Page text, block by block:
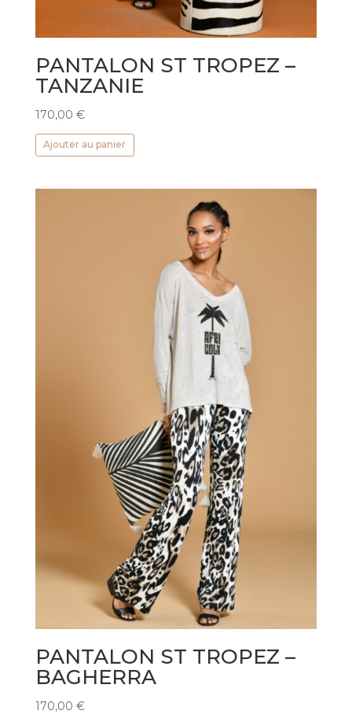
PANTALON ST TROPEZ –
TANZANIE
170,00 €
Ajouter au panier
PANTALON ST TROPEZ –
BAGHERRA
170,00 €